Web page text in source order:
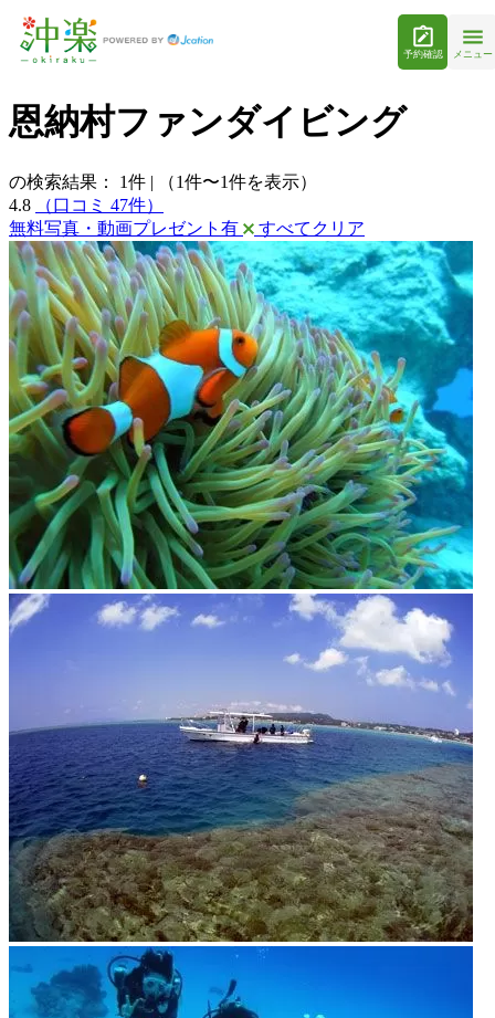
予約確認 メニュー
恩納村ファンダイビング
の検索結果： 1件 |
（1件〜1件を表示）
4.8
（口コミ 47件）
無料写真・動画プレゼント有
すべてクリア